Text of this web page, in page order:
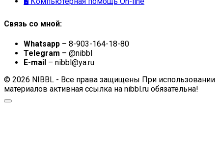
Связь со мной:
Whatsapp – 8-903-164-18-80
Telegram – @nibbl
E-mail – nibbl@ya.ru
© 2026 NIBBL - Все права защищены При использовании
материалов активная ссылка на nibbl.ru обязательна!